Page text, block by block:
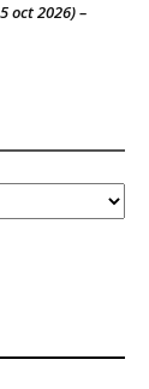
oct 2026) –